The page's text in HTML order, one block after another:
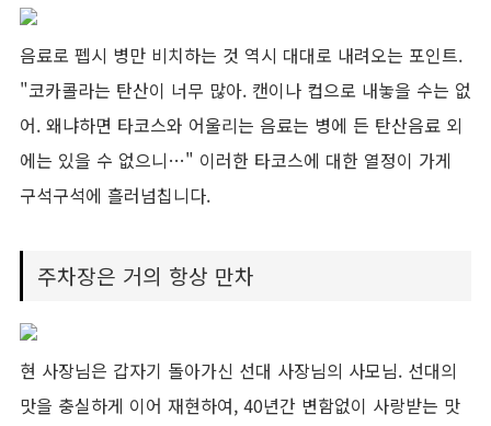
음료로 펩시 병만 비치하는 것 역시 대대로 내려오는 포인트.
"코카콜라는 탄산이 너무 많아. 캔이나 컵으로 내놓을 수는 없
어. 왜냐하면 타코스와 어울리는 음료는 병에 든 탄산음료 외
에는 있을 수 없으니…" 이러한 타코스에 대한 열정이 가게
구석구석에 흘러넘칩니다.
주차장은 거의 항상 만차
현 사장님은 갑자기 돌아가신 선대 사장님의 사모님. 선대의
맛을 충실하게 이어 재현하여, 40년간 변함없이 사랑받는 맛